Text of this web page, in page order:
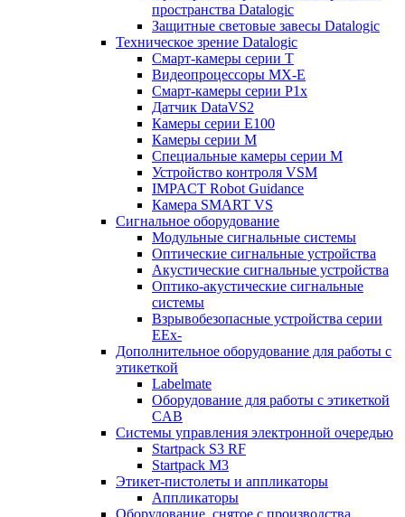
пространства Datalogic
Защитные световые завесы Datalogic
Техническое зрение Datalogic
Смарт-камеры серии T
Видеопроцессоры MX-E
Смарт-камеры серии P1x
Датчик DataVS2
Камеры серии E100
Камеры серии M
Специальные камеры серии M
Устройство контроля VSM
IMPACT Robot Guidance
Камера SMART VS
Cигнальное оборудование
Модульные сигнальные системы
Оптические сигнальные устройства
Акустические сигнальные устройства
Оптико-акустические сигнальные
системы
Взрывобезопасные устройства серии
EEx-
Дополнительное оборудование для работы с
этикеткой
Labelmate
Оборудование для работы с этикеткой
CAB
Системы управления электронной очередью
Startpack S3 RF
Startpack M3
Этикет-пистолеты и аппликаторы
Аппликаторы
Оборудование, снятое с производства